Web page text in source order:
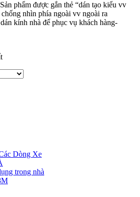
phẩm được gắn thẻ “dán tạo kiểu vv
nhìn phía ngoài vv ngoài ra
kính nhà để phục vụ khách hàng-
Dòng Xe
trong nhà